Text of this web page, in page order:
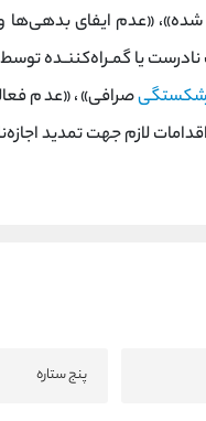
شده»، «عدم ایفای
نادرست یا گمـراه‌کننـده
صرافی»، «عدم
لازم جهت تمدید